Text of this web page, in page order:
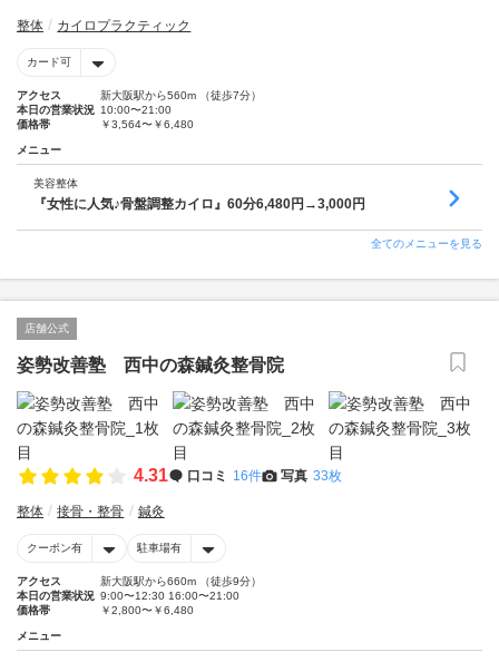
整体 カイロプラクティック
カード可
アクセス
新大阪駅から560m （徒歩7分）
本日の営業状況 10:00〜21:00
価格帯
￥3,564〜￥6,480
メニュー
美容整体
『女性に人気♪骨盤調整カイロ』60分6,480円→3,000円
全てのメニューを見る
店舗公式
姿勢改善塾 西中の森鍼灸整骨院
4.31 口コミ 16件 写真 33枚
整体 接骨・整骨 鍼灸
クーポン有 駐車場有
アクセス
新大阪駅から660m （徒歩9分）
本日の営業状況 9:00〜12:30 16:00〜21:00
価格帯
￥2,800〜￥6,480
メニュー